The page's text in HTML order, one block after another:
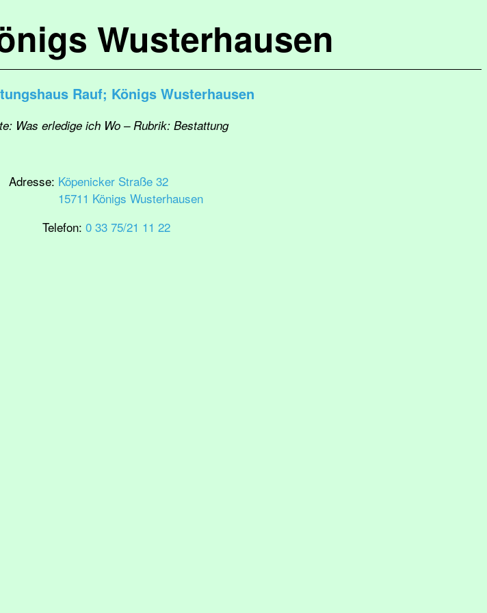
Wusterhausen
Rauf; Königs Wusterhausen
Was erledige ich Wo – Rubrik: Bestattung
Adresse: Köpenicker Straße 32
15711 Königs Wusterhausen
Telefon: 0 33 75/21 11 22